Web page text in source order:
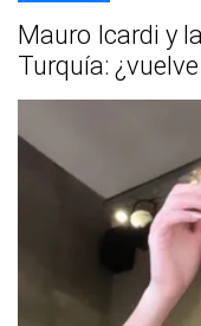
Mauro Icardi y
Turquía: